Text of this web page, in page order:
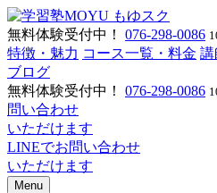
無料体験受付中！ 076-298-0086
特徴・魅力 コース一覧・料金 講
ブログ
無料体験受付中！
076-298-0086
問い合わせ
いただけます
LINEでお問い合わせ
いただけます
Menu